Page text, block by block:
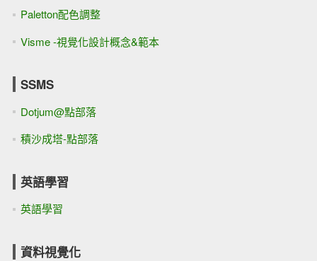
Paletton配色調整
Visme -視覺化設計概念&範本
SSMS
Dotjum@點部落
積沙成塔-點部落
英語學習
英語學習
資料視覺化